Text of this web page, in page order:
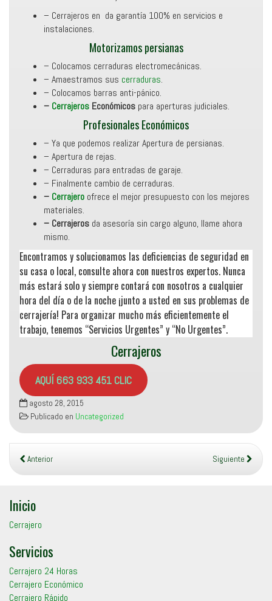
– Cerrajeros en da garantía 100% en servicios e
instalaciones.
Motorizamos persianas
– Colocamos cerraduras electromecánicas.
– Amaestramos sus cerraduras.
– Colocamos barras anti-pánico.
– Cerrajeros Económicos para aperturas judiciales.
Profesionales Económicos
– Ya que podemos realizar Apertura de persianas.
– Apertura de rejas.
– Cerraduras para entradas de garaje.
– Finalmente cambio de cerraduras.
– Cerrajero ofrece el mejor presupuesto con los mejores
materiales.
– Cerrajeros da asesoría sin cargo alguno, llame ahora
mismo.
Encontramos y solucionamos las deficiencias de seguridad en
su casa o local, consulte ahora con nuestros expertos. Nunca
más estará solo y siempre contará con nosotros a cualquier
hora del día o de la noche ¡junto a usted en sus problemas de
cerrajería! Para organizar mucho más eficientemente el
trabajo, tenemos “Servicios Urgentes” y “No Urgentes”.
Cerrajeros
AQUÍ 663 933 451 CLIC
agosto 28, 2015
Publicado en Uncategorized
Anterior Siguiente
Inicio
Cerrajero
Servicios
Cerrajero 24 Horas
Cerrajero Económico
Cerrajero Rápido